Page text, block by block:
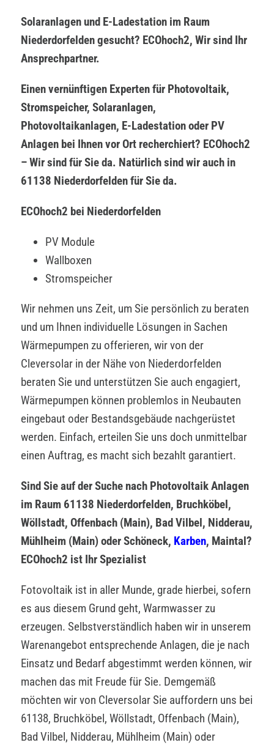
Solaranlagen und E-Ladestation im Raum
Niederdorfelden gesucht? ECOhoch2, Wir sind Ihr
Ansprechpartner.
Einen vernünftigen Experten für Photovoltaik,
Stromspeicher, Solaranlagen,
Photovoltaikanlagen, E-Ladestation oder PV
Anlagen bei Ihnen vor Ort recherchiert? ECOhoch2
– Wir sind für Sie da. Natürlich sind wir auch in
61138 Niederdorfelden für Sie da.
ECOhoch2 bei Niederdorfelden
PV Module
Wallboxen
Stromspeicher
Wir nehmen uns Zeit, um Sie persönlich zu beraten
und um Ihnen individuelle Lösungen in Sachen
Wärmepumpen zu offerieren, wir von der
Cleversolar in der Nähe von Niederdorfelden
beraten Sie und unterstützen Sie auch engagiert,
Wärmepumpen können problemlos in Neubauten
eingebaut oder Bestandsgebäude nachgerüstet
werden. Einfach, erteilen Sie uns doch unmittelbar
einen Auftrag, es macht sich bezahlt garantiert.
Sind Sie auf der Suche nach Photovoltaik Anlagen
im Raum 61138 Niederdorfelden, Bruchköbel,
Wöllstadt, Offenbach (Main), Bad Vilbel, Nidderau,
Mühlheim (Main) oder Schöneck, Karben, Maintal?
ECOhoch2 ist Ihr Spezialist
Fotovoltaik ist in aller Munde, grade hierbei, sofern
es aus diesem Grund geht, Warmwasser zu
erzeugen. Selbstverständlich haben wir in unserem
Warenangebot entsprechende Anlagen, die je nach
Einsatz und Bedarf abgestimmt werden können, wir
machen das mit Freude für Sie. Demgemäß
möchten wir von Cleversolar Sie auffordern uns bei
61138, Bruchköbel, Wöllstadt, Offenbach (Main),
Bad Vilbel, Nidderau, Mühlheim (Main) oder